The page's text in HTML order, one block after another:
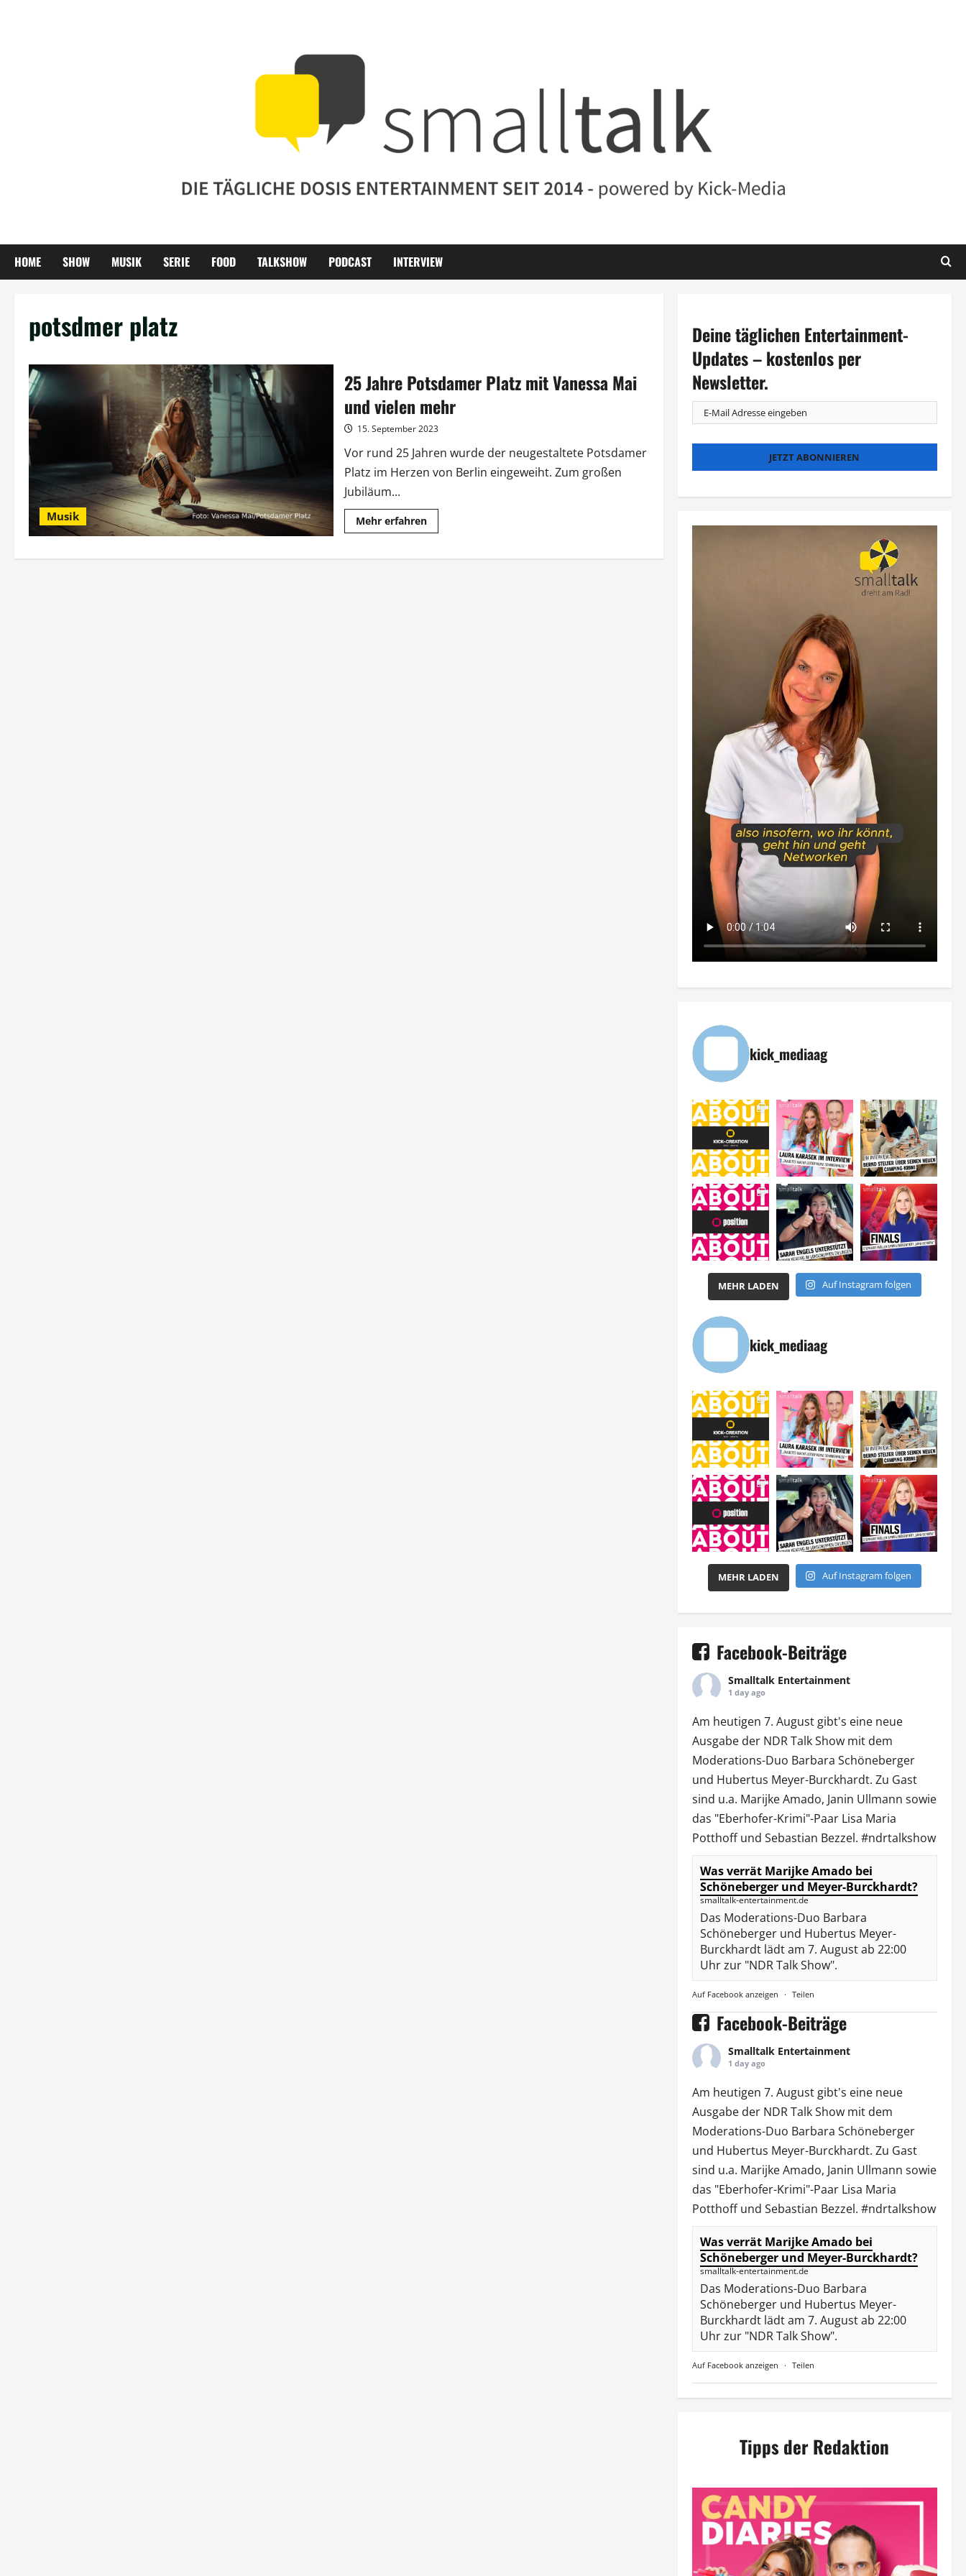
HOME SHOW MUSIK SERIE FOOD TALKSHOW PODCAST INTERVIEW
potsdmer platz
Musik
25 Jahre Potsdamer Platz mit Vanessa Mai
und vielen mehr
15. September 2023
Vor rund 25 Jahren wurde der neugestaltete Potsdamer
Platz im Herzen von Berlin eingeweiht. Zum großen
Jubiläum...
Mehr erfahrenMehr
Informationen
Jahre
Deine täglichen Entertainment-
Updates – kostenlos per
Newsletter.
kick_mediaag
MEHR LADEN Auf Instagram folgen
kick_mediaag
MEHR LADEN Auf Instagram folgen
Facebook-Beiträge
Smalltalk Entertainment
1 day ago
Am heutigen 7. August gibt's eine neue
Ausgabe der NDR Talk Showmit dem
Moderations-Duo Barbara Schöneberger
und Hubertus Meyer-Burckhardt. Zu Gast
sind u.a. Marijke Amado, Janin Ullmann sowie
das "Eberhofer-Krimi"-Paar Lisa Maria
Potthoff und Sebastian Bezzel. #ndrtalkshow
Was verrät Marijke Amado bei
Schöneberger und Meyer-Burckhardt?
smalltalk-entertainment.de
Das Moderations-Duo Barbara
Schöneberger und Hubertus Meyer-
Burckhardt lädt am 7. August ab 22:00
Uhr zur "NDR Talk Show".
Auf Facebook anzeigen · Teilen
Facebook-Beiträge
Smalltalk Entertainment
1 day ago
Am heutigen 7. August gibt's eine neue
Ausgabe der NDR Talk Showmit dem
Moderations-Duo Barbara Schöneberger
und Hubertus Meyer-Burckhardt. Zu Gast
sind u.a. Marijke Amado, Janin Ullmann sowie
das "Eberhofer-Krimi"-Paar Lisa Maria
Potthoff und Sebastian Bezzel. #ndrtalkshow
Was verrät Marijke Amado bei
Schöneberger und Meyer-Burckhardt?
smalltalk-entertainment.de
Das Moderations-Duo Barbara
Schöneberger und Hubertus Meyer-
Burckhardt lädt am 7. August ab 22:00
Uhr zur "NDR Talk Show".
Auf Facebook anzeigen · Teilen
Tipps der Redaktion